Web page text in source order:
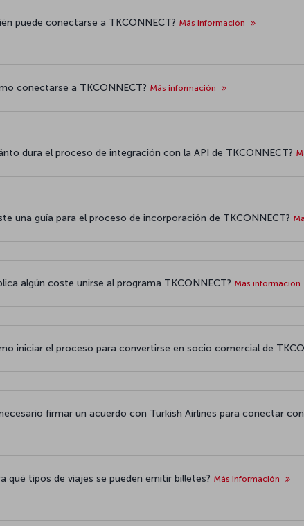
puede conectarse a TKCONNECT? Más información
conectarse a TKCONNECT? Más información
dura el proceso de integración con la API de TKCONNECT?
una guía para el proceso de incorporación de TKCONNECT?
algún coste unirse al programa TKCONNECT? Más información
iniciar el proceso para convertirse en socio comercial de
necesario firmar un acuerdo con Turkish Airlines para conectar
qué tipos de viajes se pueden emitir billetes? Más información